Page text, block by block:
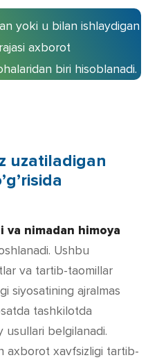
yoki u bilan ishlaydigan
axborot
biri hisoblanadi.
uzatiladigan
va nimadan himoya
Ushbu
va tartib-taomillar
siyosatining ajralmas
tashkilotda
usullari belgilanadi.
axborot xavfsizligi tartib-